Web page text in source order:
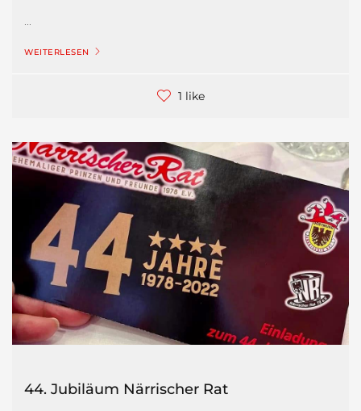
WEITERLESEN
1 like
44. Jubiläum Närrischer Rat